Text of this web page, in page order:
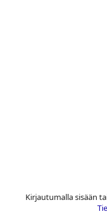
Kirjautumalla sisään